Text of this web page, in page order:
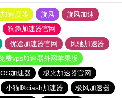
速度器 旋风
旋风加速
狗急加速器官网
优途加速器官网
风驰加速器
费vps加速器外网苹果版
加速器
极光加速器官网
小猫咪ciash加速器
极风加速器